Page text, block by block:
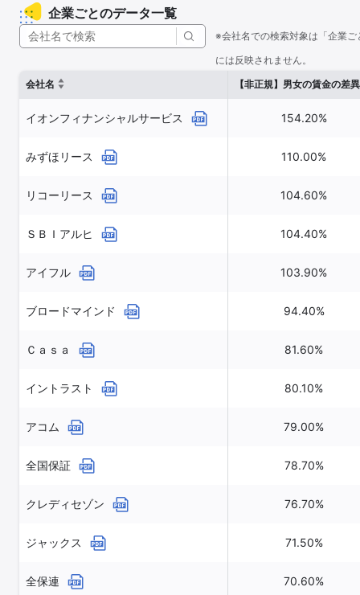
企業ごとのデータ一覧
※会社名での検索対象は「企業
には反映されません。
会社名
【非正規】男女の賃金の差異
イオンフィナンシャルサービス 154.20%
みずほリース 110.00%
リコーリース 104.60%
ＳＢＩアルヒ 104.40%
アイフル 103.90%
ブロードマインド 94.40%
Ｃａｓａ 81.60%
イントラスト 80.10%
アコム 79.00%
全国保証 78.70%
クレディセゾン 76.70%
ジャックス 71.50%
全保連 70.60%